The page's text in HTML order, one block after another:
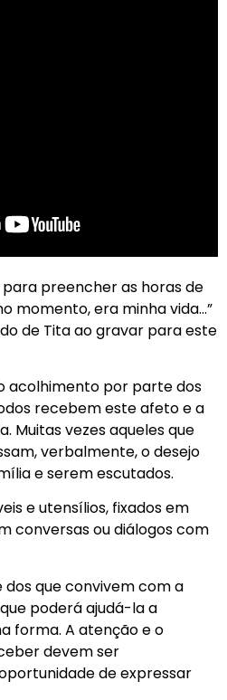
preencher as horas de
momento, era minha vida…”
de Tita ao gravar para este
acolhimento por parte dos
recebem este afeto e a
Muitas vezes aqueles que
verbalmente, o desejo
e serem escutados.
e utensílios, fixados em
conversas ou diálogos com
dos que convivem com a
poderá ajudá-la a
forma. A atenção e o
devem ser
de expressar